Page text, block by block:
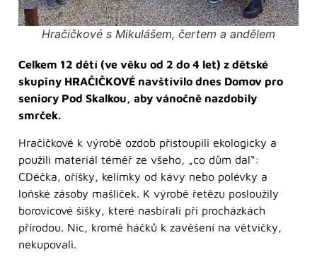
Hračičkové s Mikulášem, čertem a andělem
Celkem 12 dětí (ve věku od 2 do 4 let) z dětské
skupiny HRAČIČKOVÉ navštívilo dnes Domov pro
seniory Pod Skalkou, aby vánočně nazdobily
smrček.
Hračičkové k výrobě ozdob přistoupili ekologicky a
použili materiál téměř ze všeho, „co dům dal“:
CDéčka, oříšky, kelímky od kávy nebo polévky a
loňské zásoby mašliček. K výrobě řetězu posloužily
borovicové šišky, které nasbírali při procházkách
přírodou. Nic, kromě háčků k zavěšení na větvičky,
nekupovali.